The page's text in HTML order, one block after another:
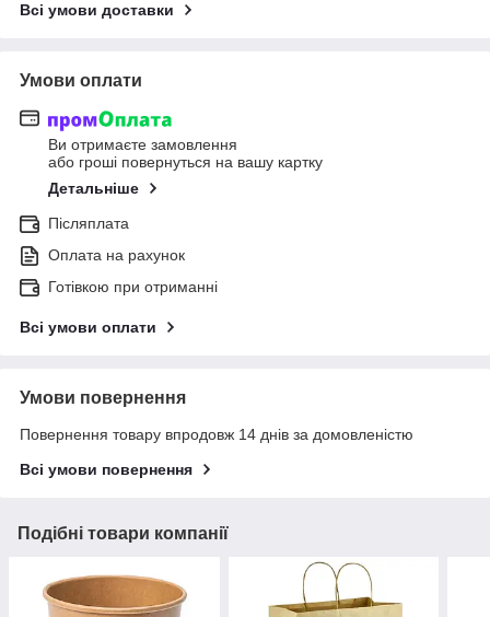
Всі умови доставки
Умови оплати
Ви отримаєте замовлення
або гроші повернуться на вашу картку
Детальніше
Післяплата
Оплата на рахунок
Готівкою при отриманні
Всі умови оплати
Умови повернення
Повернення товару впродовж 14 днів за домовленістю
Всі умови повернення
Подібні товари компанії